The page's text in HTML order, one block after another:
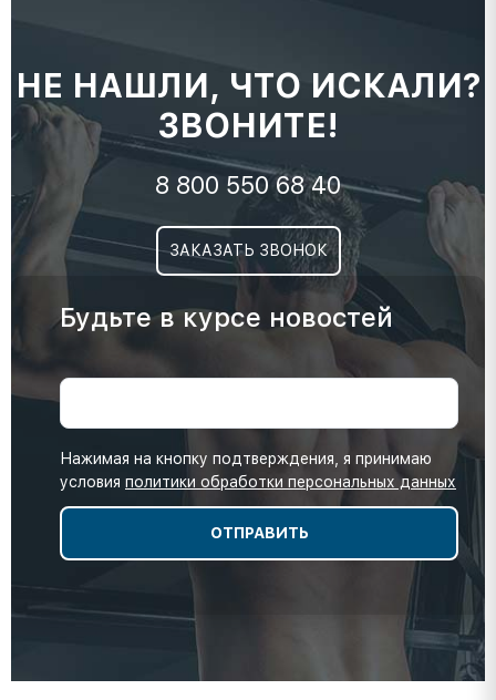
НЕ НАШЛИ, ЧТО ИСКАЛИ?
ЗВОНИТЕ!
8 800 550 68 40
ЗАКАЗАТЬ ЗВОНОК
Будьте в курсе новостей
Нажимая на кнопку подтверждения, я принимаю
условия политики обработки персональных данных